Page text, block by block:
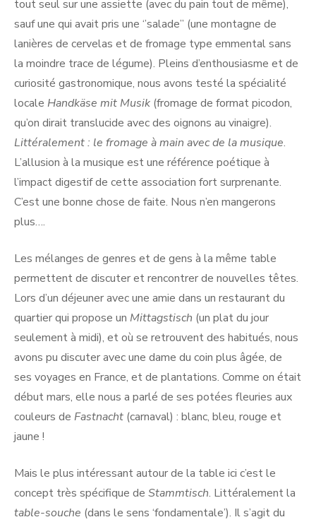
tout seul sur une assiette (avec du pain tout de même),
sauf une qui avait pris une ‘’salade’’ (une montagne de
lanières de cervelas et de fromage type emmental sans
la moindre trace de légume). Pleins d’enthousiasme et de
curiosité gastronomique, nous avons testé la spécialité
locale Handkäse mit Musik (fromage de format picodon,
qu’on dirait translucide avec des oignons au vinaigre).
Littéralement : le fromage à main avec de la musique.
L’allusion à la musique est une référence poétique à
l’impact digestif de cette association fort surprenante.
C’est une bonne chose de faite. Nous n’en mangerons
plus….
Les mélanges de genres et de gens à la même table
permettent de discuter et rencontrer de nouvelles têtes.
Lors d’un déjeuner avec une amie dans un restaurant du
quartier qui propose un Mittagstisch (un plat du jour
seulement à midi), et où se retrouvent des habitués, nous
avons pu discuter avec une dame du coin plus âgée, de
ses voyages en France, et de plantations. Comme on était
début mars, elle nous a parlé de ses potées fleuries aux
couleurs de Fastnacht (carnaval) : blanc, bleu, rouge et
jaune !
Mais le plus intéressant autour de la table ici c’est le
concept très spécifique de Stammtisch. Littéralement la
table-souche (dans le sens ‘fondamentale’). Il s’agit du